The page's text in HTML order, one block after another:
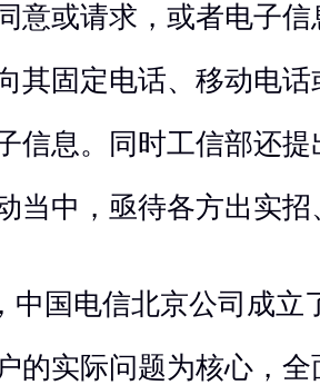
意或请求，或者电子
其固定电话、移动电
信息。同时工信部还
当中，亟待各方出实
中国电信北京公司成立
的实际问题为核心，